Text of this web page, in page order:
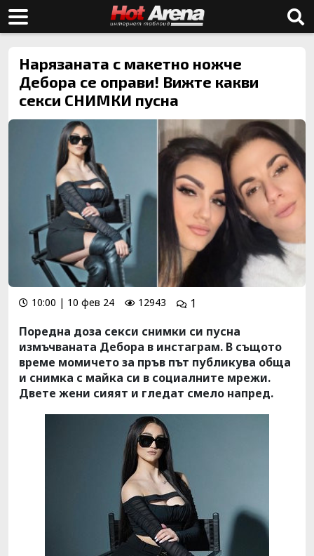
Нарязаната с макетно ножче
Дебора се оправи! Вижте какви
секси СНИМКИ пусна
10:00 | 10 фев 24 12943
1
Поредна доза секси снимки си пусна
измъчваната Дебора в инстаграм. В същото
време момичето за пръв път публикува обща
и снимка с майка си в социалните мрежи.
Двете жени сияят и гледат смело напред.